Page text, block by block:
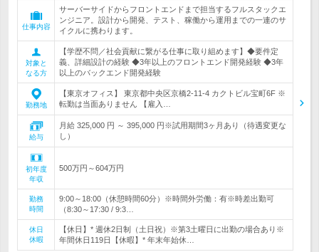
仕事内容
サーバーサイドからフロントエンドまで担当するフルスタックエ
ンジニア。設計から開発、テスト、稼働から運用までの一連のサ
イクルに携わります。
対象と
なる方
【学歴不問／社会貢献に繋がる仕事に取り組めます】◆要件定
義、詳細設計の経験 ◆3年以上のフロントエンド開発経験 ◆3年
以上のバックエンド開発経験
勤務地
【東京オフィス】 東京都中央区京橋2-11-4 カクトビル宝町6F ※
転勤は当面ありません 【雇入…
給与
月給 325,000 円 ～ 395,000 円※試用期間3ヶ月あり（待遇変更な
し）
初年度
年収
500万円～604万円
勤務
時間
9:00～18:00（休憩時間60分）※時間外労働：有※時差出勤可
（8:30～17:30 / 9:3…
休日
休暇
【休日】* 週休2日制（土日祝）※第3土曜日に出勤の場合あり※
年間休日119日【休暇】* 年末年始休…